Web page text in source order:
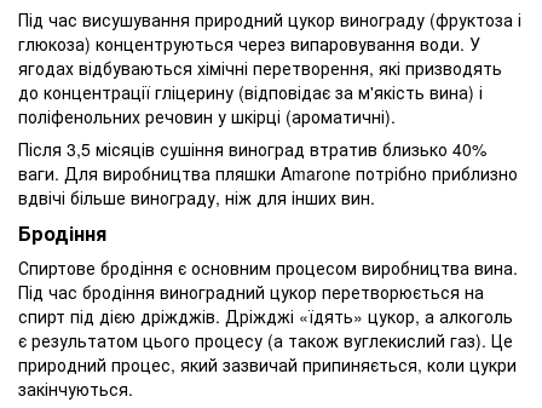
Під час висушування природний цукор винограду (фруктоза і
глюкоза) концентруються через випаровування води. У
ягодах відбуваються хімічні перетворення, які призводять
до концентрації гліцерину (відповідає за м'якість вина) і
поліфенольних речовин у шкірці (ароматичні).
Після 3,5 місяців сушіння виноград втратив близько 40%
ваги. Для виробництва пляшки Amarone потрібно приблизно
вдвічі більше винограду, ніж для інших вин.
Бродіння
Спиртове бродіння є основним процесом виробництва вина.
Під час бродіння виноградний цукор перетворюється на
спирт під дією дріжджів. Дріжджі «їдять» цукор, а алкоголь
є результатом цього процесу (а також вуглекислий газ). Це
природний процес, який зазвичай припиняється, коли цукри
закінчуються.